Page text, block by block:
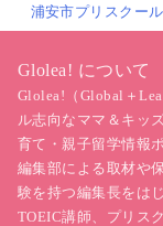
浦安市プリスクール
Glolea! について
Glolea!（Global＋
ル志向なママ＆キッ
育て・親子留学情報
編集部による取材や
験を持つ編集長をは
TOEIC講師、プリス